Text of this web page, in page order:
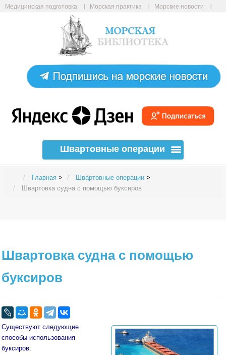
Медицинская подготовка Морская практика
Морские новости
Авиабилеты онлайн
Швартовные операции
Главная > Швартовные операции >
Швартовка судна с помощью буксиров
Швартовка судна с помощью
буксиров
Существуют следующие
способы использования
буксиров: